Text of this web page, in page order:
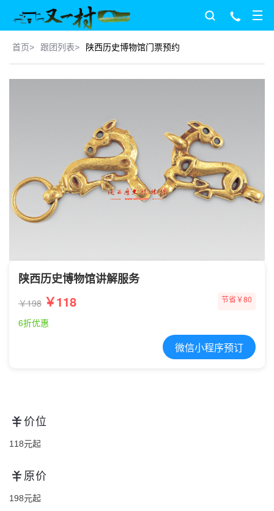
首页> 跟团列表> 陕西历史博物馆门票预约
陕西历史博物馆讲解服务
￥198 ￥118 节省￥80
6折优惠
微信小程序预订
价位
118元起
原价
198元起